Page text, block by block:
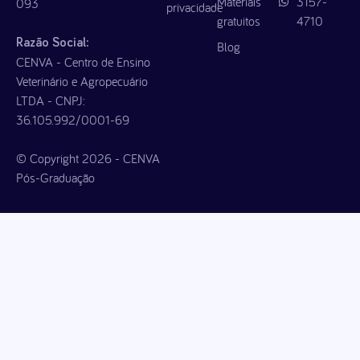
Razão Social:
CENVA - Centro de Ensino
Veterinário e Agropecuário
LTDA - CNPJ:
36.105.992/0001-69
© Copyright 2026 - CENVA
Pós-Graduação
privacidade
gratuitos
Blog
4710